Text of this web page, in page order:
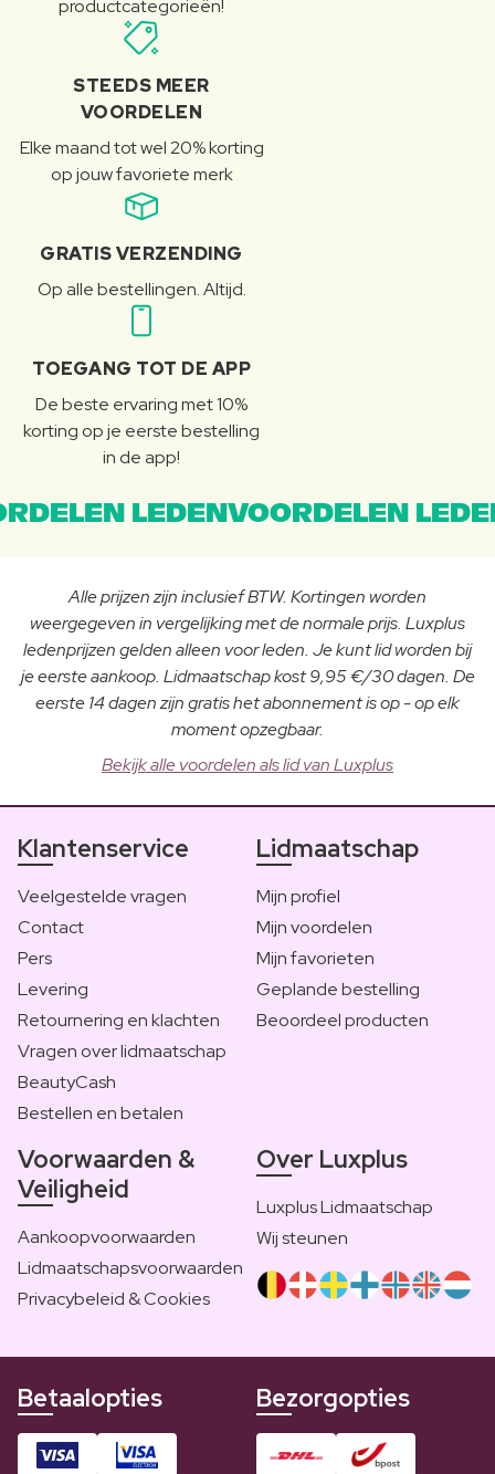
productcategorieën!
STEEDS MEER
VOORDELEN
Elke maand tot wel 20% korting
op jouw favoriete merk
GRATIS VERZENDING
Op alle bestellingen. Altijd.
TOEGANG TOT DE APP
De beste ervaring met 10%
korting op je eerste bestelling
in de app!
LEDENVOORDELEN
Alle prijzen zijn inclusief BTW. Kortingen worden
weergegeven in vergelijking met de normale prijs. Luxplus
ledenprijzen gelden alleen voor leden. Je kunt lid worden bij
je eerste aankoop. Lidmaatschap kost 9,95 €/30 dagen. De
eerste 14 dagen zijn gratis het abonnement is op - op elk
moment opzegbaar.
Bekijk alle voordelen als lid van Luxplus
Klantenservice
Veelgestelde vragen
Contact
Pers
Levering
Retournering en klachten
Vragen over lidmaatschap
BeautyCash
Bestellen en betalen
Lidmaatschap
Mijn profiel
Mijn voordelen
Mijn favorieten
Geplande bestelling
Beoordeel producten
Voorwaarden &
Veiligheid
Aankoopvoorwaarden
Lidmaatschapsvoorwaarden
Privacybeleid & Cookies
Over Luxplus
Luxplus Lidmaatschap
Wij steunen
Betaalopties Bezorgopties